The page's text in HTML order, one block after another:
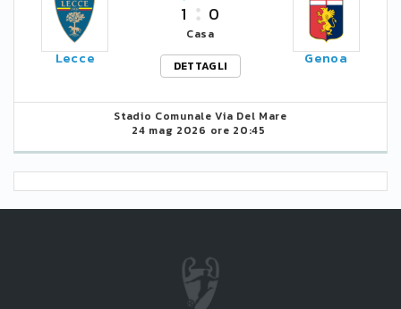
Lecce
1 0
Casa
DETTAGLI
Genoa
Stadio Comunale Via Del Mare
24 mag 2026 ore 20:45